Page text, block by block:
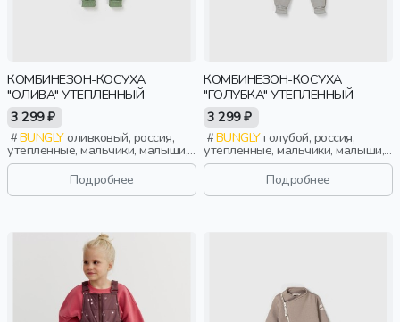
КОМБИНЕЗОН-КОСУХА
"ОЛИВА" УТЕПЛЕННЫЙ
3 299 ₽
BUNGLYоливковый, россия,
утепленные, мальчики, малыши,
дошкольники, дети
Подробнее
КОМБИНЕЗОН-КОСУХА
"ГОЛУБКА" УТЕПЛЕННЫЙ
3 299 ₽
BUNGLYголубой, россия,
утепленные, мальчики, малыши,
дошкольники, дети
Подробнее